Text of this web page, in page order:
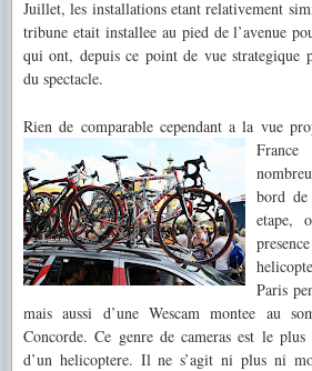
Juillet, les installations etant relativement
tribune etait installee au pied de l’avenue
qui ont, depuis ce point de vue strategique
du spectacle.
Rien de comparable cependant a la vue
bord
etape,
Paris
mais aussi d’une Wescam montee au
Concorde. Ce genre de cameras est le
d’un helicoptere. Il ne s’agit ni plus ni